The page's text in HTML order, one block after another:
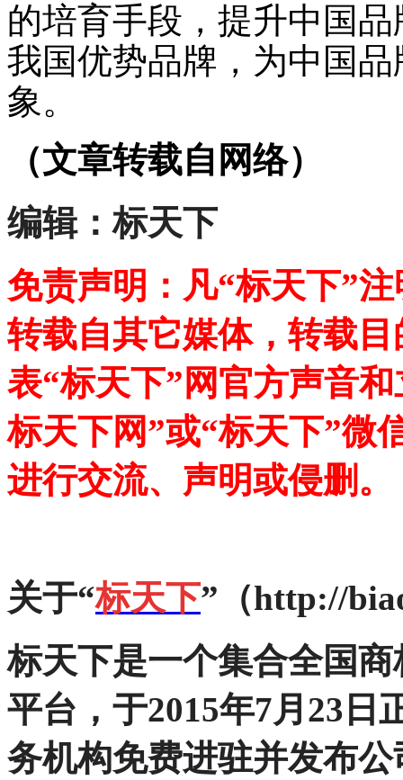
的培育手段，提升中国
我国优势品牌，为中国
象。
（文章转载自网络）
编辑：标天下
免责声明：凡“标天下”
转载自其它媒体，转载
表“标天下”网官方声音
标天下网”或“标天下”微
进行交流、声明或侵删。
关于“标天下”（http://
标天下是一个集合全国
平台，于2015年7月23日
务机构免费进驻并发布